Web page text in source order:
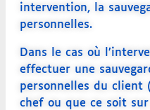
intervention, la
personnelles.
Dans le cas où
effectuer une
personnelles du client
chef ou que ce soit